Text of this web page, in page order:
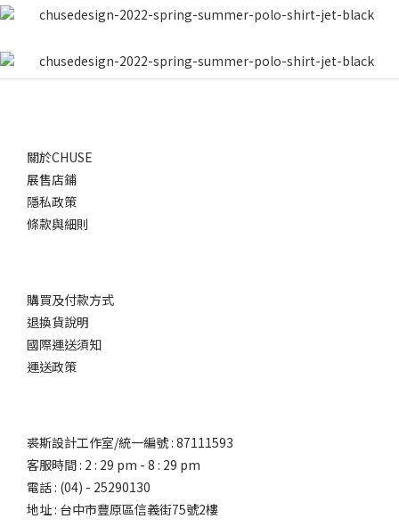
關於CHUSE
展售店鋪
隱私政策
條款與細則
購買及付款方式
退換貨說明
國際運送須知
運送政策
裘斯設計工作室/統一編號 : 87111593
客服時間 : 2 : 29 pm - 8 : 29 pm
電話 : (04) - 25290130
地址 : 台中市豐原區信義街75號2樓